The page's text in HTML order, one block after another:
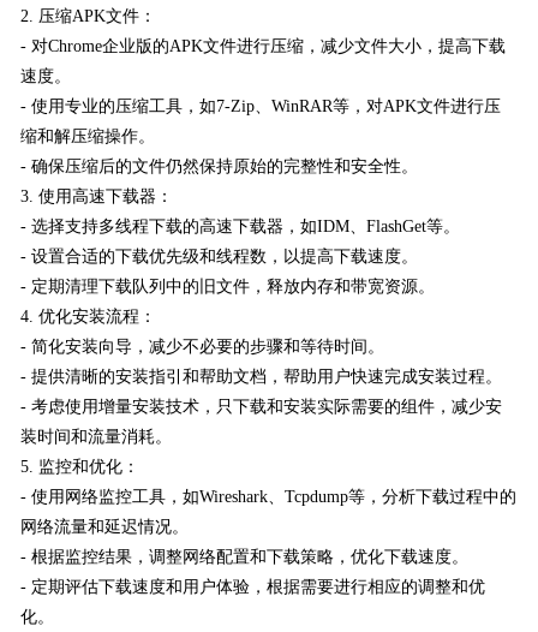
2. 压缩APK文件：
- 对Chrome企业版的APK文件进行压缩，减少文件大小，提高下载
速度。
- 使用专业的压缩工具，如7-Zip、WinRAR等，对APK文件进行压
缩和解压缩操作。
- 确保压缩后的文件仍然保持原始的完整性和安全性。
3. 使用高速下载器：
- 选择支持多线程下载的高速下载器，如IDM、FlashGet等。
- 设置合适的下载优先级和线程数，以提高下载速度。
- 定期清理下载队列中的旧文件，释放内存和带宽资源。
4. 优化安装流程：
- 简化安装向导，减少不必要的步骤和等待时间。
- 提供清晰的安装指引和帮助文档，帮助用户快速完成安装过程。
- 考虑使用增量安装技术，只下载和安装实际需要的组件，减少安
装时间和流量消耗。
5. 监控和优化：
- 使用网络监控工具，如Wireshark、Tcpdump等，分析下载过程中的
网络流量和延迟情况。
- 根据监控结果，调整网络配置和下载策略，优化下载速度。
- 定期评估下载速度和用户体验，根据需要进行相应的调整和优
化。